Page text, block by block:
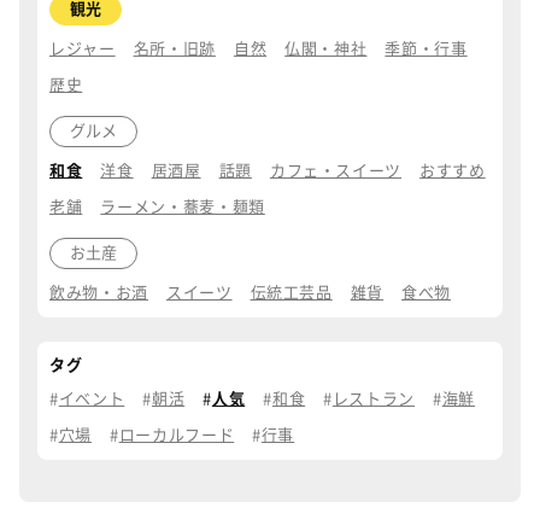
観光
レジャー 名所・旧跡 自然 仏閣・神社 季節・行事
歴史
グルメ
和食 洋食 居酒屋 話題 カフェ・スイーツ おすすめ
老舗 ラーメン・蕎麦・麺類
お土産
飲み物・お酒 スイーツ 伝統工芸品 雑貨 食べ物
タグ
イベント 朝活 人気 和食 レストラン 海鮮
穴場 ローカルフード 行事